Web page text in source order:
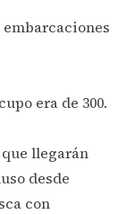
era de 300.
que llegarán
desde
con